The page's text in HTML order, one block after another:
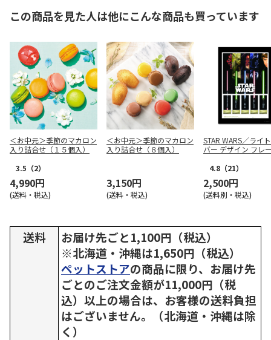
この商品を見た人は他にこんな商品も買っています
＜お中元＞季節のマカロン
入り詰合せ（１５個入）
3.5 （2）
4,990円
(送料・税込)
＜お中元＞季節のマカロン
入り詰合せ（８個入）
3,150円
(送料・税込)
STAR WARS／ライ
バー デザイン フレ
4.8 （21）
2,500円
(送料別・税込)
送料
お届け先ごと1,100円（税込）
※北海道・沖縄は1,650円（税込）
ペットストアの商品に限り、お届け先
ごとのご注文金額が11,000円（税
込）以上の場合は、お客様の送料負担
はございません。（北海道・沖縄は除
く）